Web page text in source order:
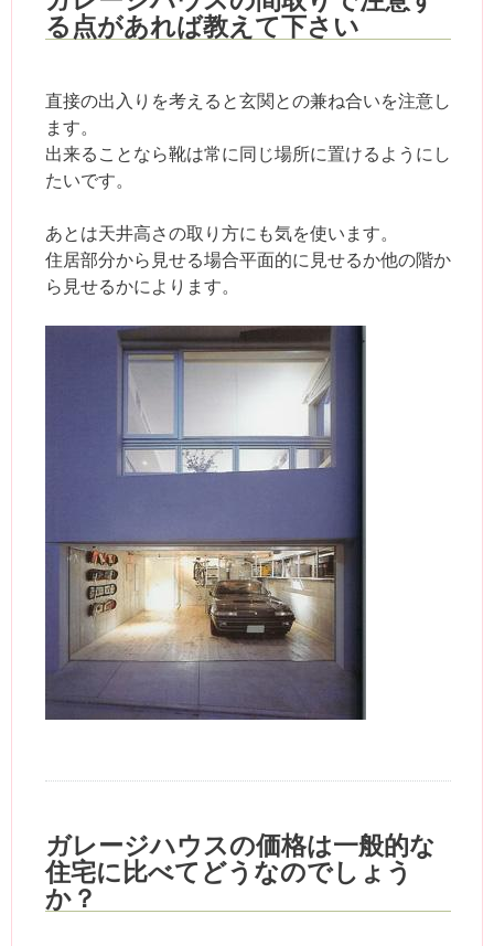
る点があれば教えて下さい
直接の出入りを考えると玄関との兼ね合いを注意し
ます。
出来ることなら靴は常に同じ場所に置けるようにし
たいです。
あとは天井高さの取り方にも気を使います。
住居部分から見せる場合平面的に見せるか他の階か
ら見せるかによります。
ガレージハウスの価格は一般的な
住宅に比べてどうなのでしょう
か？